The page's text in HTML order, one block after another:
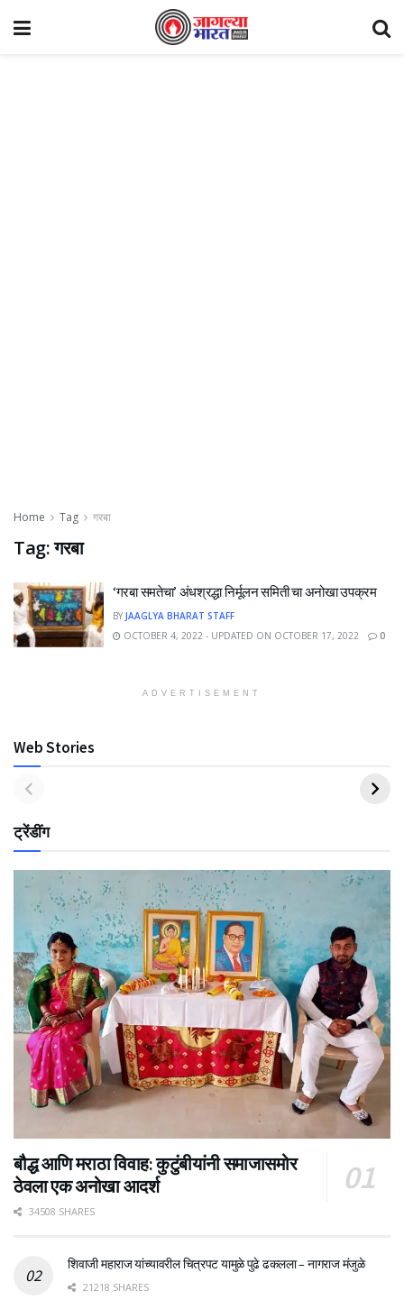
Home Tag गरबा
Tag:गरबा
‘गरबा समतेचा’ अंधश्रद्धा निर्मूलन समिती चा अनोखा उपक्रम
BY JAAGLYA BHARAT STAFF
OCTOBER 4, 2022 - UPDATED ON OCTOBER 17, 2022
0
ADVERTISEMENT
Web Stories
ट्रेंडींग
बौद्ध आणि मराठा विवाह: कुटुंबीयांनी समाजासमोर
ठेवला एक अनोखा आदर्श
34508 SHARES
शिवाजी महाराज यांच्यावरील चित्रपट यामुळे पुढे ढकलला – नागराज मंजुळे
21218 SHARES